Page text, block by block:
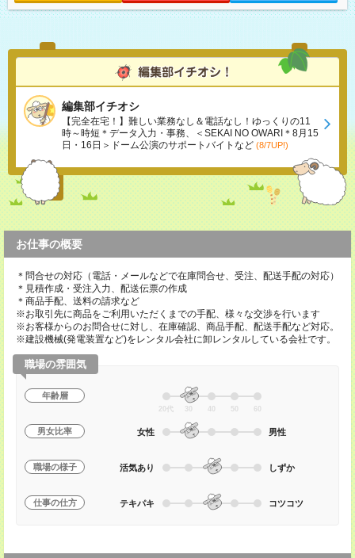
編集部イチオシ
【完全在宅！】難しい業務なし＆電話なし！ゆっくりの11
時～時短＊データ入力・事務、＜SEKAI NO OWARI＊8月15
日・16日＞ドーム公演のサポートバイトなど (8/7UP!)
お仕事の概要
＊問合せの対応（電話・メールなどで在庫問合せ、受注、配送手配の対応）
＊見積作成・受注入力、配送伝票の作成
＊商品手配、送料の請求など
※お取引先に商品をご利用いただくまでの手配、様々な交渉を行います
※お客様からのお問合せに対し、在庫確認、商品手配、配送手配など対応。
※建設機械(発電装置など)をレンタル会社に卸レンタルしている会社です。
職場の雰囲気
年齢層
20代 30 40 50 60
男女比率 女性 男性
職場の様子 活気あり しずか
仕事の仕方 テキパキ コツコツ